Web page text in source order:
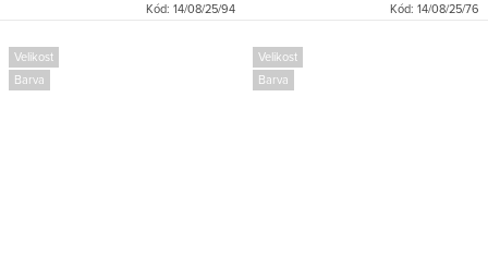
Kód: 14/08/25/94 Kód: 14/08/25/76
Velikost
Barva
Velikost
Barva